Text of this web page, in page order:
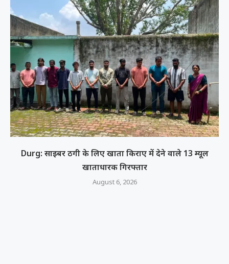
Durg: साइबर ठगी के लिए खाता किराए में देने वाले 13 म्यूल
खाताधारक गिरफ्तार
August 6, 2026